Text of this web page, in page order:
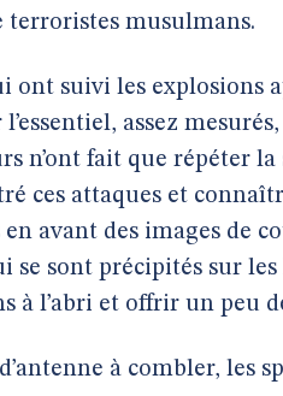
terroristes musulmans.
ont suivi les explosions
assez
n’ont fait que répéter
ces attaques et
avant des images de
se sont précipités sur
à l’abri et offrir un peu
à combler, les